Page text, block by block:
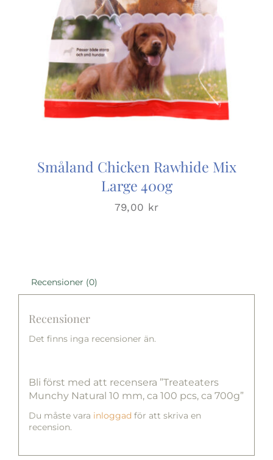
Småland Chicken Rawhide Mix
Large 400g
79,00 kr
Recensioner (0)
Recensioner
Det finns inga recensioner än.
Bli först med att recensera ”Treateaters
Munchy Natural 10 mm, ca 100 pcs, ca 700g”
Du måste vara inloggad för att skriva en
recension.